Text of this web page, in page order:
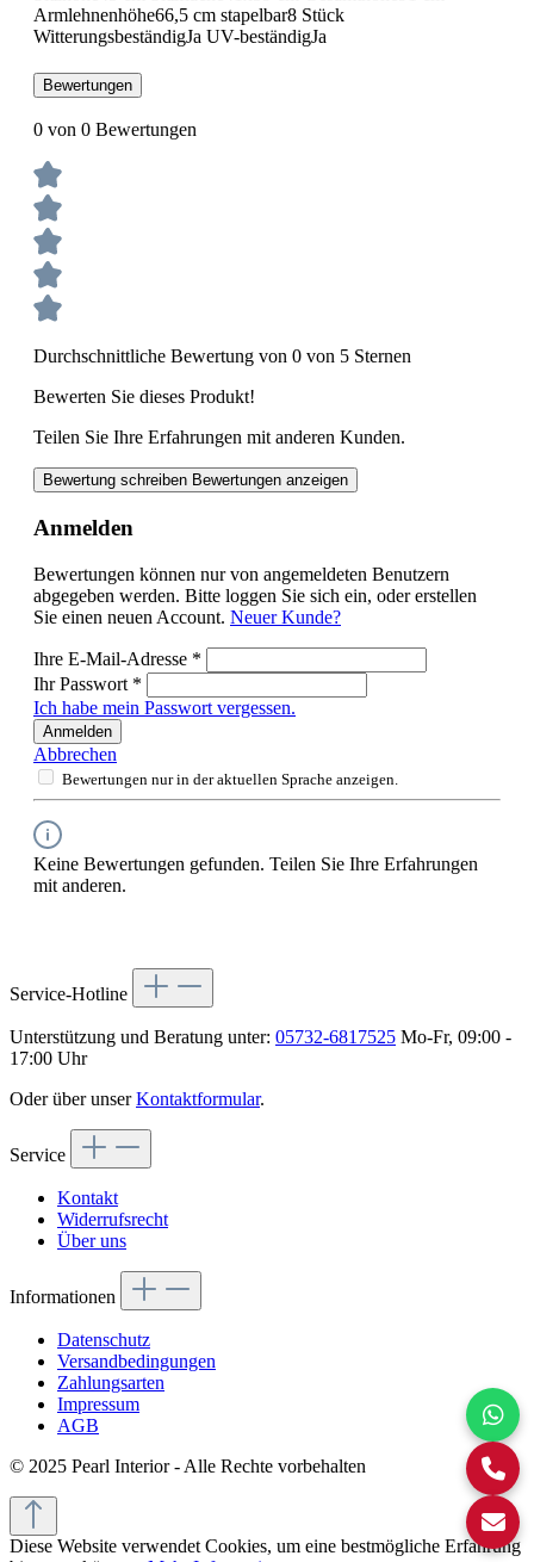
Armlehnenhöhe66,5 cm stapelbar8 Stück
WitterungsbeständigJa UV-beständigJa
Bewertungen
0 von 0 Bewertungen
Durchschnittliche Bewertung von 0 von 5 Sternen
Bewerten Sie dieses Produkt!
Teilen Sie Ihre Erfahrungen mit anderen Kunden.
Bewertung schreiben Bewertungen anzeigen
Anmelden
Bewertungen können nur von angemeldeten Benutzern
abgegeben werden. Bitte loggen Sie sich ein, oder erstellen
Sie einen neuen Account. Neuer Kunde?
Ihre E-Mail-Adresse *
Ihr Passwort *
Ich habe mein Passwort vergessen.
Anmelden
Abbrechen
Bewertungen nur in der aktuellen Sprache anzeigen.
Keine Bewertungen gefunden. Teilen Sie Ihre Erfahrungen
mit anderen.
Service-Hotline
Unterstützung und Beratung unter: 05732-6817525 Mo-Fr, 09:00 -
17:00 Uhr
Oder über unserKontaktformular.
Service
Kontakt
Widerrufsrecht
Über uns
Informationen
Datenschutz
Versandbedingungen
Zahlungsarten
Impressum
AGB
© 2025 Pearl Interior - Alle Rechte vorbehalten
Diese Website verwendet Cookies, um eine bestmögliche Erfahrung